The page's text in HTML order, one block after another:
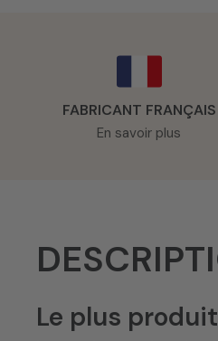
FABRICANT FRANÇAIS
En savoir plus
Le plus